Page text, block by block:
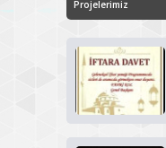
Projelerimiz